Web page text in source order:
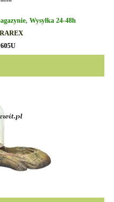
Wysyłka 24-48h